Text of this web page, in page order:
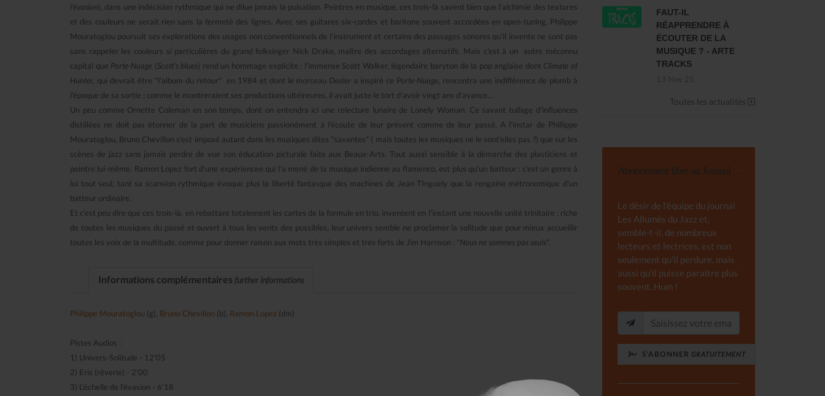
l'évasion), dans une indécision rythmique qui ne dilue jamais la pulsation. Peintres en musique, ces trois-là savent bien que l'alchimie des textures
et des couleurs ne serait rien sans la fermeté des lignes. Avec ses guitares six-cordes et baritone souvent accordées en open-tuning, Philippe
Mouratoglou poursuit ses explorations des usages non conventionnels de l'instrument et certains des passages sonores qu'il invente ne sont pas
sans rappeler les couleurs si particulières du grand folksinger Nick Drake, maître des accordages alternatifs. Mais c'est à un autre méconnu
capital que Porte-Nuage (Scott's blues) rend un hommage explicite : l'immense Scott Walker, légendaire baryton de la pop anglaise dont Climate of
Hunter, qui devrait être "l'album du retour" en 1984 et dont le morceau Dealer a inspiré ce Porte-Nuage, rencontra une indifférence de plomb à
l'époque de sa sortie : comme le montreraient ses productions ultéireures, il avait juste le tort d'avoir vingt ans d'avance...
Un peu comme Ornette Coleman en son temps, dont on entendra ici une relecture lunaire de Lonely Woman. Ce savant tuilage d'influences
distillées ne doit pas étonner de la part de musiciens passionément à l'écoute de leur présent comme de leur passé. A l'instar de Phillippe
Mouratoglou, Bruno Chevillon s'est imposé autant dans les musiques dites "savantes" ( mais toutes les musiques ne le sont'elles pas ?) que sur les
scènes de jazz sans jamais perdre de vue son éducation picturale faite aux Beaux-Arts. Tout aussi sensible à la démarche des plasticiens et
peintre lui-même, Ramon Lopez fort d'une expériencee qui l'a mené de la musique indienne au flamenco, est plus qu'un batteur : c'est un genre à
lui tout seul, tant sa scansion rythmique évoque plus la liberté fantasque des machines de Jean TInguely que la rengaine métronomique d'un
batteur ordinaire.
Et c'est peu dire que ces trois-là, en rebattant totalement les cartes de la formule en trio, inventent en l'instant une nouvelle unité trinitaire : riche
de toutes les musiques du passé et ouvert à tous les vents des possibles, leur univers semble ne proclamer la solitude que pour mieux accueillir
toutes les voix de la multitude, comme pour donner raison aux mots très simples et très forts de Jim Harrison : "Nous ne sommes pas seuls".
Informations complémentaires further informations
Philippe Mouratoglou (g), Bruno Chevillon (b), Ramon Lopez (dm)
Pistes Audios :
1) Univers-Solitude - 12'05
2) Eris (rêverie) - 2'00
3) L'échelle de l'évasion - 6'18
FAUT-IL
RÉAPPRENDRE À
ÉCOUTER DE LA
MUSIQUE ? - ARTE
TRACKS
Toutes les actualités
Abonnement libre au Journal
Le désir de l'équipe du journal
Les Allumés du Jazz et,
semble-t-il, de nombreux
lecteurs et lectrices, est non
seulement qu'il perdure, mais
aussi qu'il puisse paraître plus
souvent. Hum !
S'ABONNER GRATUITEMENT